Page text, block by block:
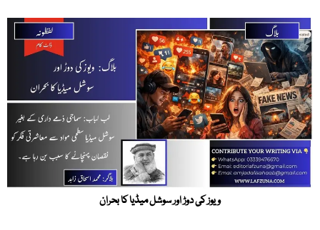
ویوز کی دوڑ اور سوشل میڈیا کا بحران